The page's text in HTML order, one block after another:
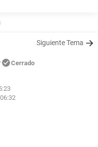
Siguiente Tema
Cerrado